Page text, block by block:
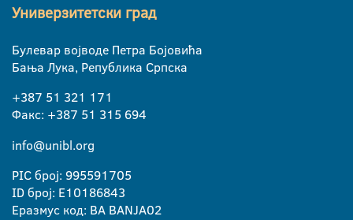
Универзитетски град
Булевар војводе Петра Бојовића
Бања Лука, Република Српска
+387 51 321 171
Факс: +387 51 315 694
info@unibl.org
PIC број: 995591705
ID број: E10186843
Еразмус код: BA BANJA02